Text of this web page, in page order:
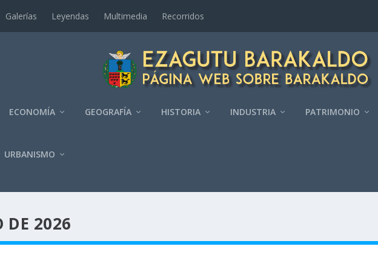
Galerí­as Leyendas Multimedia Recorridos
ECONOMÍA GEOGRAFÍ­A HISTORIA INDUSTRIA PATRIMONIO
URBANISMO
DE 2026